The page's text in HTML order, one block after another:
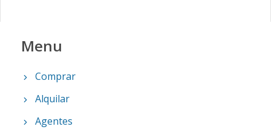
Menu
Comprar
Alquilar
Agentes